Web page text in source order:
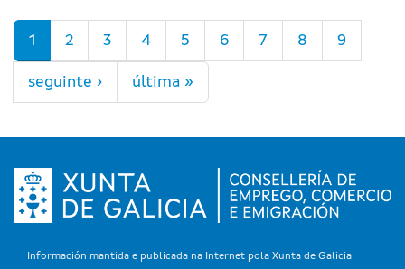
Páxinas
1 2 3 4 5 6 7 8 9
seguinte › última »
Información mantida e publicada na Internet pola Xunta de Galicia